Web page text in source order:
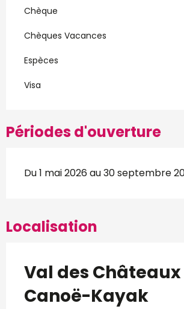
Chèque
Chèques Vacances
Espèces
Visa
Périodes d'ouverture
Du 1 mai 2026 au 30 septembre
Localisation
Val des Châteaux
Canoë-Kayak